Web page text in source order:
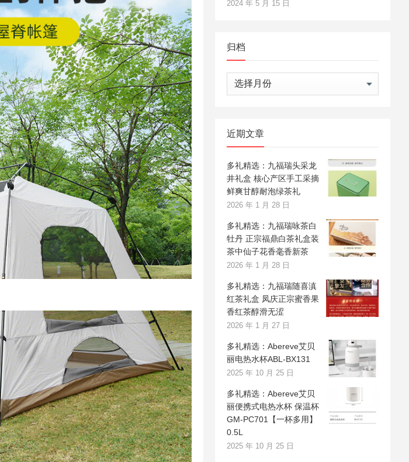
2024 年 5 月 15 日
归档
归
档
近期文章
多礼精选：九福瑞头采龙
井礼盒 核心产区手工采摘
鲜爽甘醇耐泡绿茶礼
2026 年 1 月 28 日
多礼精选：九福瑞咏茶白
牡丹 正宗福鼎白茶礼盒装
茶中仙子花香毫香新茶
2026 年 1 月 28 日
多礼精选：九福瑞随喜滇
红茶礼盒 凤庆正宗蜜香果
香红茶醇滑无涩
2026 年 1 月 27 日
多礼精选：Abereve艾贝
丽电热水杯ABL-BX131
2025 年 10 月 25 日
多礼精选：Abereve艾贝
丽便携式电热水杯 保温杯
GM-PC701【一杯多用】
0.5L
2025 年 10 月 25 日